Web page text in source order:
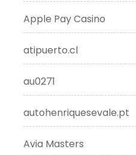
Apple Pay Casino
atipuerto.cl
au0271
autohenriquesevale.pt
Avia Masters